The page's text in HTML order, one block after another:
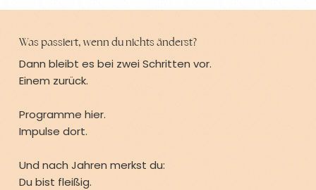
Was passiert, wenn du nichts änderst?
Dann bleibt es bei zwei Schritten vor.
Einem zurück.
Programme hier.
Impulse dort.
Und nach Jahren merkst du:
Du bist fleißig.